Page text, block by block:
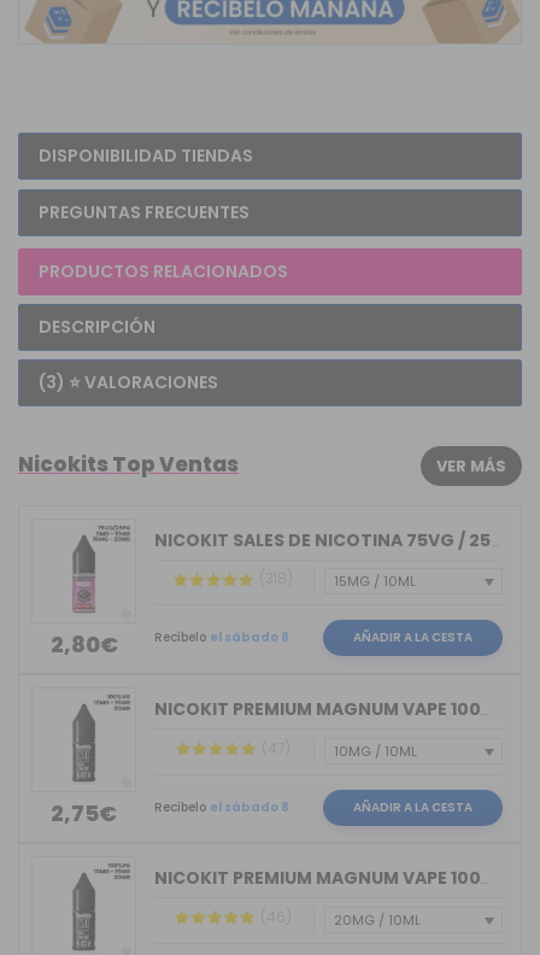
DISPONIBILIDAD TIENDAS
PREGUNTAS FRECUENTES
PRODUCTOS RELACIONADOS
DESCRIPCIÓN
(3) ⭐ VALORACIONES
Nicokits Top Ventas VER MÁS
2,80€
NICOKIT SALES DE NICOTINA 75VG / 25PG...
(318)
Recíbelo el sábado 8 AÑADIR A LA CESTA
2,75€
NICOKIT PREMIUM MAGNUM VAPE 100%VG 10ML
(47)
Recíbelo el sábado 8 AÑADIR A LA CESTA
NICOKIT PREMIUM MAGNUM VAPE 100%PG 10ML
(46)